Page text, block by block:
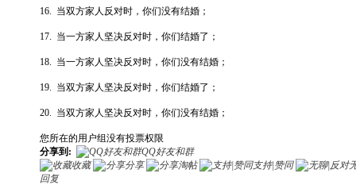
16. 当双方家人反对时，你们没有结婚；
17. 当一方家人坚决反对时，你们结婚了；
18. 当一方家人坚决反对时，你们没有结婚；
19. 当双方家人坚决反对时，你们结婚了；
20. 当双方家人坚决反对时，你们没有结婚；
您所在的用户组没有投票权限
分享到:
QQ好友和群
收藏
分享 淘帖 支持|赞同
回复